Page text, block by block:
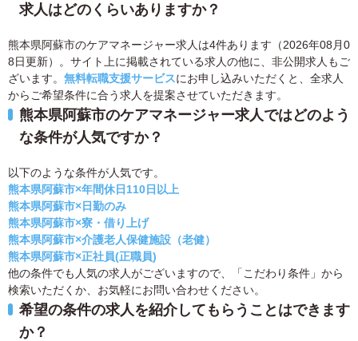
求人はどのくらいありますか？
熊本県阿蘇市のケアマネージャー求人は4件あります（2026年08月0
8日更新）。サイト上に掲載されている求人の他に、非公開求人もご
ざいます。 無料転職支援サービスにお申し込みいただくと、全求人
からご希望条件に合う求人を提案させていただきます。
熊本県阿蘇市のケアマネージャー求人ではどのよう
な条件が人気ですか？
以下のような条件が人気です。
熊本県阿蘇市×年間休日110日以上
熊本県阿蘇市×日勤のみ
熊本県阿蘇市×寮・借り上げ
熊本県阿蘇市×介護老人保健施設（老健）
熊本県阿蘇市×正社員(正職員)
他の条件でも人気の求人がございますので、「こだわり条件」から
検索いただくか、お気軽にお問い合わせください。
希望の条件の求人を紹介してもらうことはできます
か？